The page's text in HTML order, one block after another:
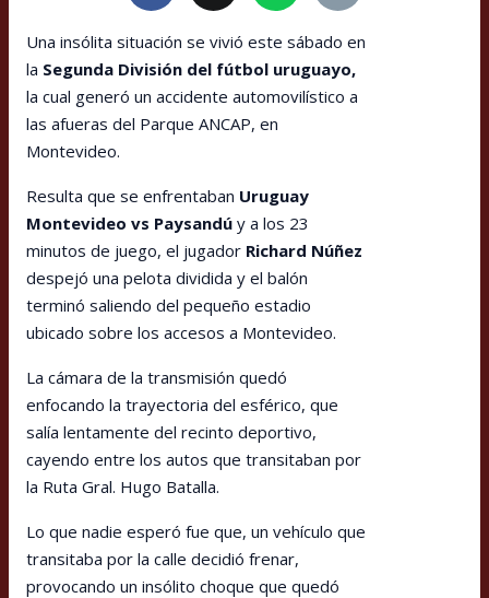
Una insólita situación se vivió este sábado en
la Segunda División del fútbol uruguayo,
la cual generó un accidente automovilístico a
las afueras del Parque ANCAP, en
Montevideo.
Resulta que se enfrentaban Uruguay
Montevideo vs Paysandú y a los 23
minutos de juego, el jugador Richard Núñez
despejó una pelota dividida y el balón
terminó saliendo del pequeño estadio
ubicado sobre los accesos a Montevideo.
La cámara de la transmisión quedó
enfocando la trayectoria del esférico, que
salía lentamente del recinto deportivo,
cayendo entre los autos que transitaban por
la Ruta Gral. Hugo Batalla.
Lo que nadie esperó fue que, un vehículo que
transitaba por la calle decidió frenar,
provocando un insólito choque que quedó